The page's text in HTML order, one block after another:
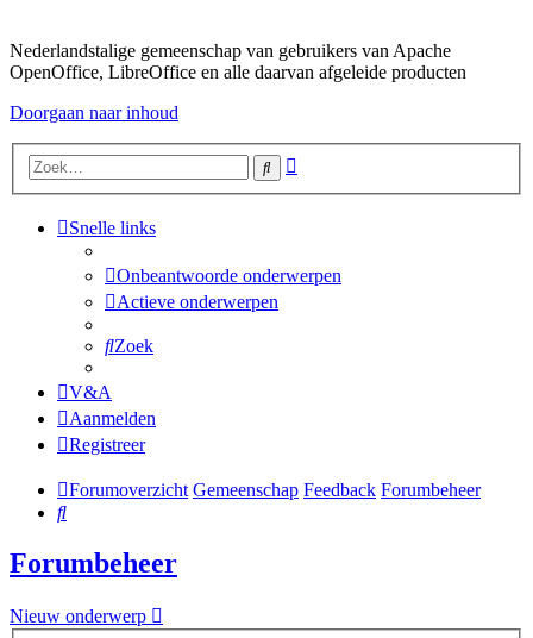
Nederlandstalige gemeenschap van gebruikers van Apache
OpenOffice, LibreOffice en alle daarvan afgeleide producten
Doorgaan naar inhoud
Zoek
Snelle links
Onbeantwoorde onderwerpen
Actieve onderwerpen
Zoek
V&A
Aanmelden
Registreer
Forumoverzicht Gemeenschap Feedback Forumbeheer
Zoek
Forumbeheer
Nieuw onderwerp